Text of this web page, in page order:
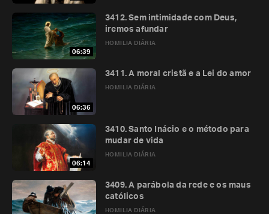
06:39
HOMILIA DIÁRIA
3412. Sem intimidade com Deus,
iremos afundar
06:36
HOMILIA DIÁRIA
3411. A moral cristã e a Lei do amor
06:14
HOMILIA DIÁRIA
3410. Santo Inácio e o método para
mudar de vida
HOMILIA DIÁRIA
3409. A parábola da rede e os maus
católicos